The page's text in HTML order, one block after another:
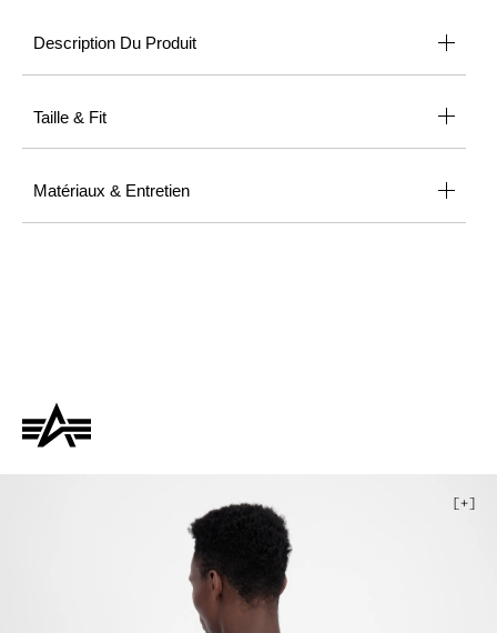
Description Du Produit
Taille & Fit
Matériaux & Entretien